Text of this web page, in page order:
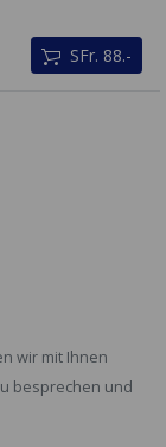
SFr. 88.-
wir mit Ihnen
besprechen und